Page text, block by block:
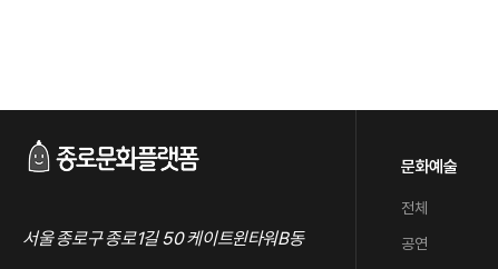
서울 종로구 종로1길 50 케이트윈타워B동
문화예술
전체
공연